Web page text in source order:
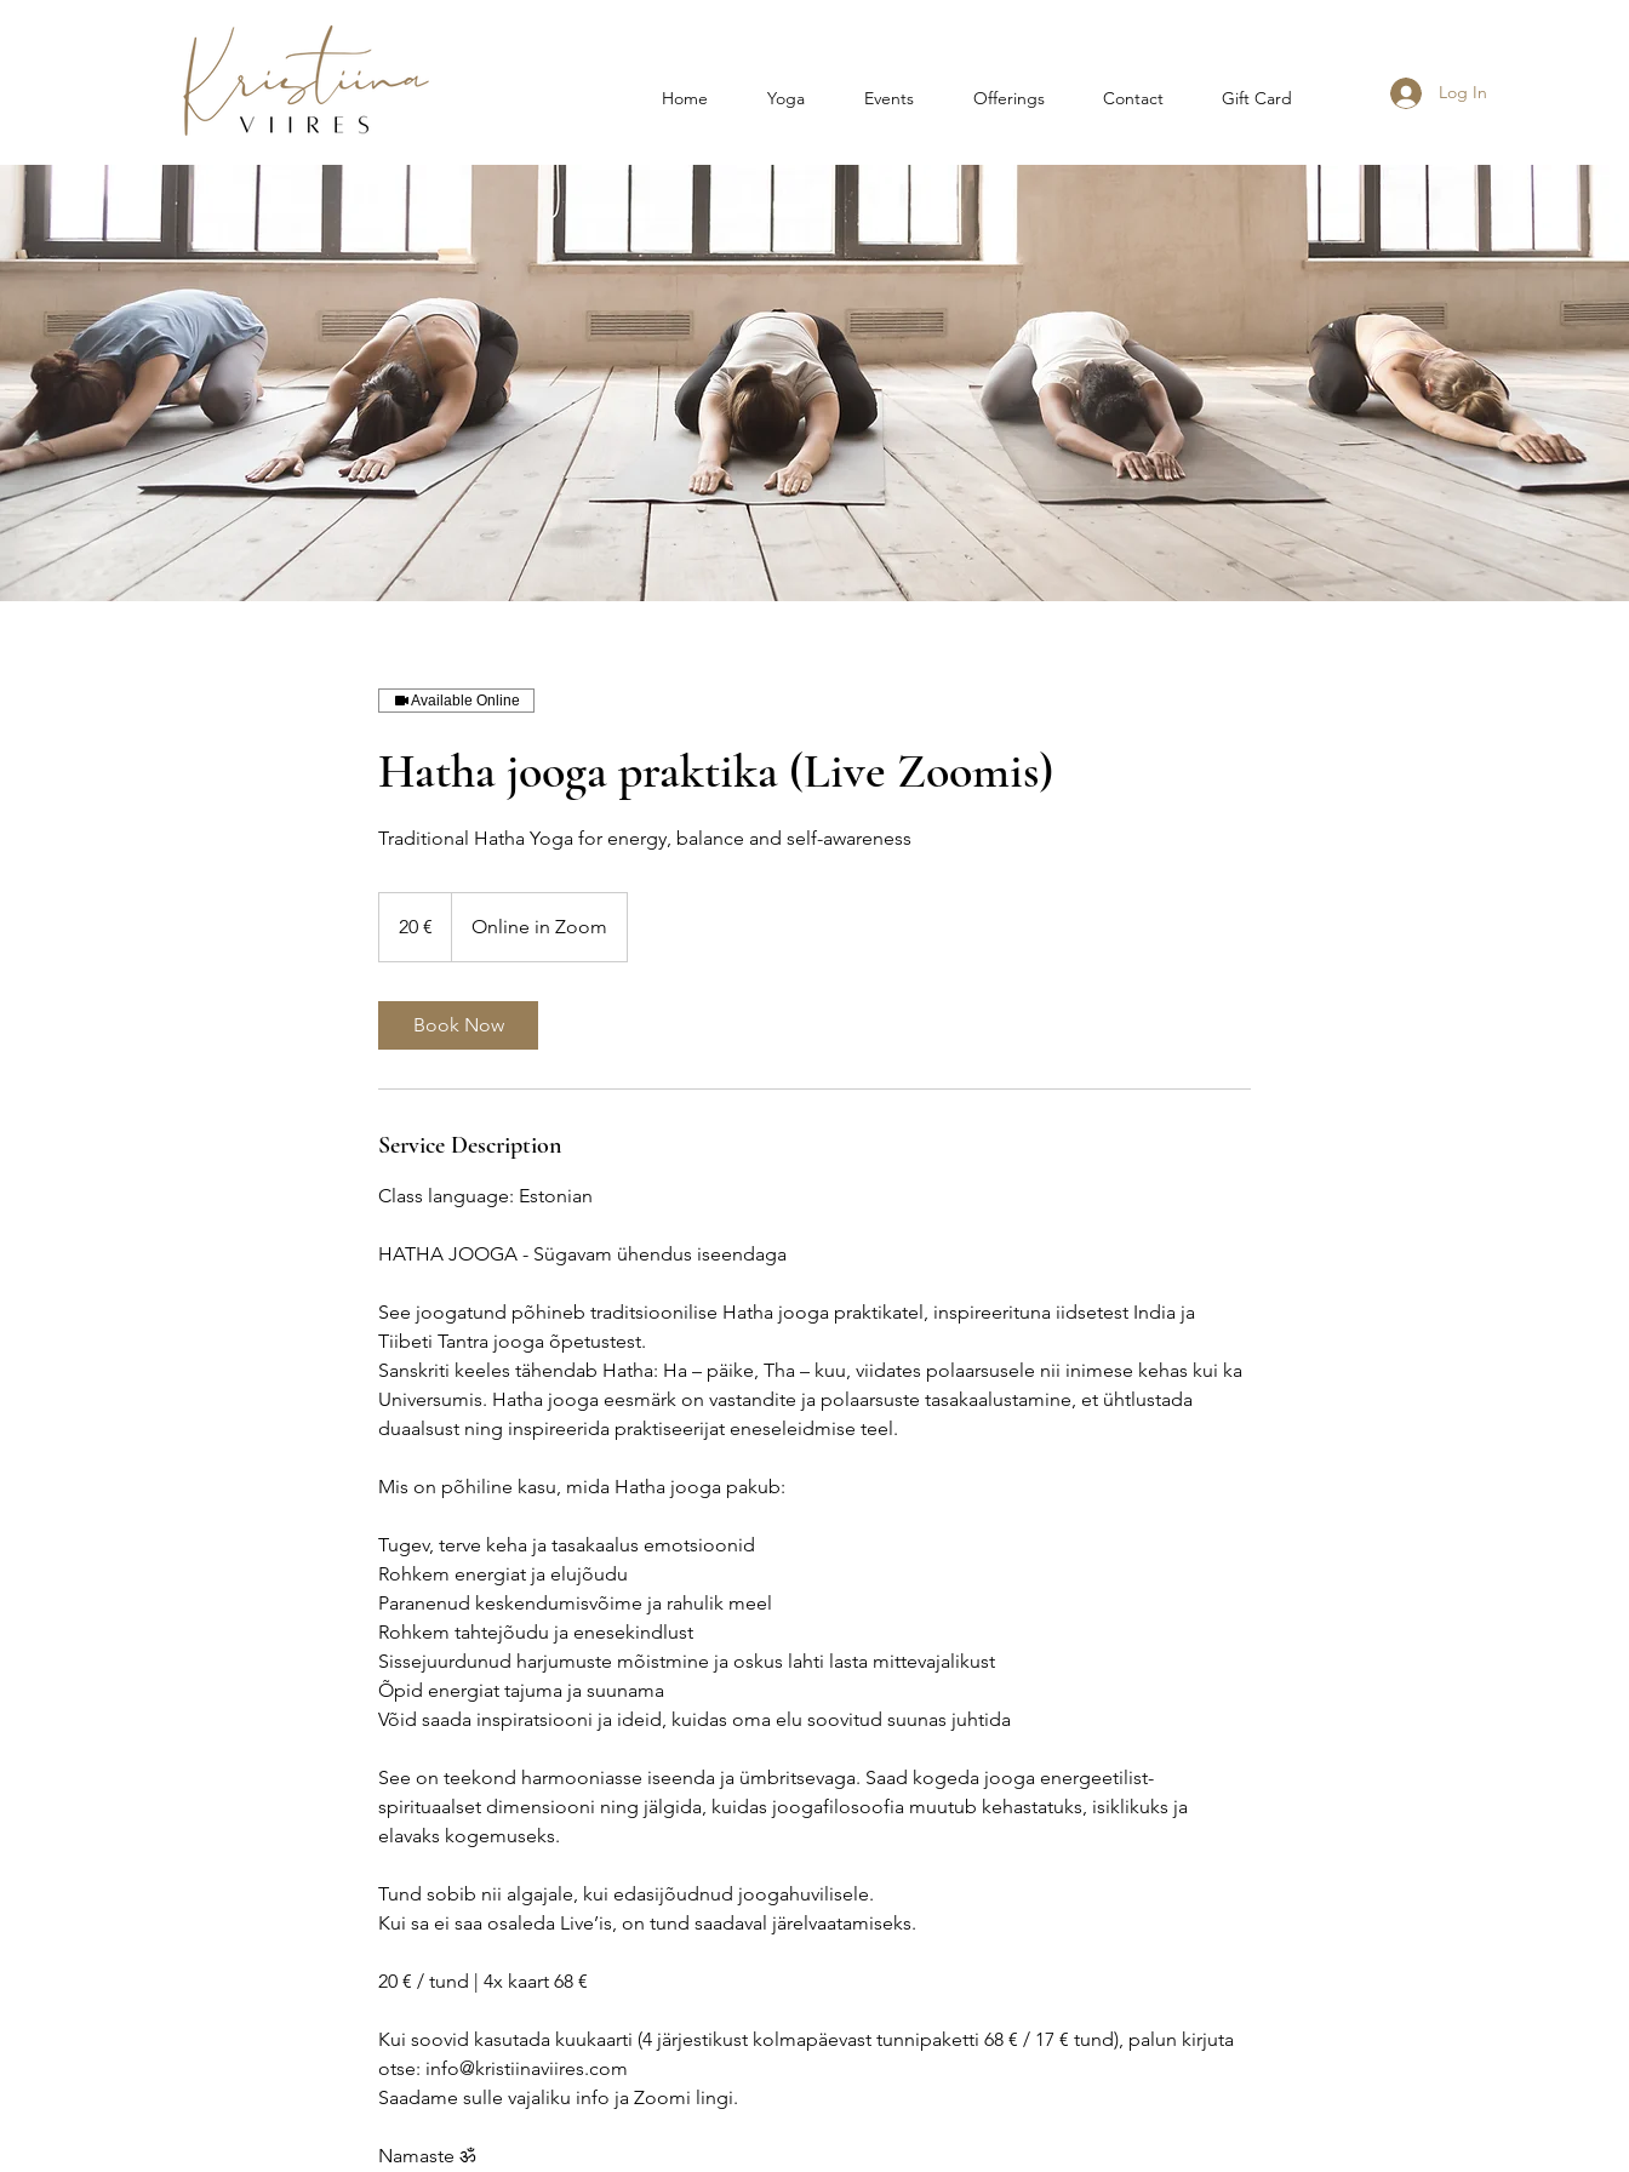
Home Yoga Events Offerings Contact Gift Card Log In
Available Online
Hatha jooga praktika (Live Zoomis)
Traditional Hatha Yoga for energy, balance and self-awareness
20 € Online in Zoom
Book Now
Service Description
Class language: Estonian
HATHA JOOGA - Sügavam ühendus iseendaga
See joogatund põhineb traditsioonilise Hatha jooga praktikatel, inspireerituna iidsetest India ja
Tiibeti Tantra jooga õpetustest.
Sanskriti keeles tähendab Hatha: Ha – päike, Tha – kuu, viidates polaarsusele nii inimese kehas kui ka
Universumis. Hatha jooga eesmärk on vastandite ja polaarsuste tasakaalustamine, et ühtlustada
duaalsust ning inspireerida praktiseerijat eneseleidmise teel.
Mis on põhiline kasu, mida Hatha jooga pakub:
Tugev, terve keha ja tasakaalus emotsioonid
Rohkem energiat ja elujõudu
Paranenud keskendumisvõime ja rahulik meel
Rohkem tahtejõudu ja enesekindlust
Sissejuurdunud harjumuste mõistmine ja oskus lahti lasta mittevajalikust
Õpid energiat tajuma ja suunama
Võid saada inspiratsiooni ja ideid, kuidas oma elu soovitud suunas juhtida
See on teekond harmooniasse iseenda ja ümbritsevaga. Saad kogeda jooga energeetilist-
spirituaalset dimensiooni ning jälgida, kuidas joogafilosoofia muutub kehastatuks, isiklikuks ja
elavaks kogemuseks.
Tund sobib nii algajale, kui edasijõudnud joogahuvilisele.
Kui sa ei saa osaleda Live’is, on tund saadaval järelvaatamiseks.
20 € / tund | 4x kaart 68 €
Kui soovid kasutada kuukaarti (4 järjestikust kolmapäevast tunnipaketti 68 € / 17 € tund), palun kirjuta
otse: info@kristiinaviires.com
Saadame sulle vajaliku info ja Zoomi lingi.
Namaste ॐ